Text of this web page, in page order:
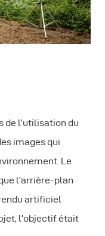
de l’utilisation du
images qui
Le
l’arrière-plan
artificiel
l’objectif était